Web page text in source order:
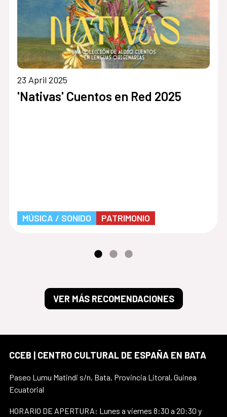
23 April 2025
'Nativas' Cuentos en Red 2025
MÚSICA / SONIDO PATRIMONIO
VER MÁS RECOMENDACIONES
CCEB | CENTRO CULTURAL DE ESPAÑA EN BATA
Paseo Lumu Matindi s/n, Bata, Provincia Litoral, Guinea
Ecuatorial
HORARIO DE APERTURA: Lunes a viernes 8:30 a 20:30 y